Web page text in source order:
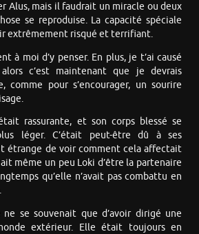
Alus, mais il faudrait un miracle ou deux
se reproduise. La capacité spéciale
extrêmement risqué et terrifiant.
à moi d’y penser. En plus, je t’ai causé
alors c’est maintenant que je devrais
pour s’encourager, un sourire
rassurante, et son corps blessé se
léger. C’était peut-être dû à ses
étrange de voir comment cela affectait
même un peu Loki d’être la partenaire
qu’elle n’avait pas combattu en
se souvenait que d’avoir dirigé une
extérieur. Elle était toujours en